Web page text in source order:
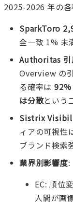
2025-2026 年の
SparkToro
全一致 1% 未
Authoritas 引
Overview の
る確率は 92%
は分散という
Sistrix
ィアの可視
ブランド検索
業界別影響度:
EC: 順位
人間が画